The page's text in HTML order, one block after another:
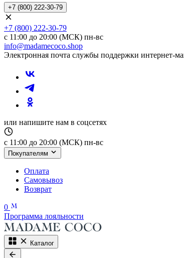
+7 (800) 222-30-79
+7 (800) 222-30-79
с 11:00 до 20:00 (МСК) пн-вс
info@madamecoco.shop
Электронная почта службы поддержки интернет-
или напишите нам в соцсетях
с 11:00 до 20:00 (МСК) пн-вс
Покупателям
Оплата
Самовывоз
Возврат
0
Программа лояльности
Каталог